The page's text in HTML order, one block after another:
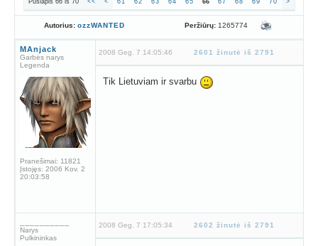
Autorius: ozzWANTED Peržiūrų: 1265774
MAnjack
Garbės narys
Legenda
Pranešimai: 11821
Įstojęs: 2006 Kov. 2
20:03:58
2008 Geg. 7 14:05:46 2601 žinutė iš 2791
Tik Lietuviam ir svarbu
Narys
Pulkininkas
2008 Geg. 7 17:05:34 2602 žinutė iš 2791